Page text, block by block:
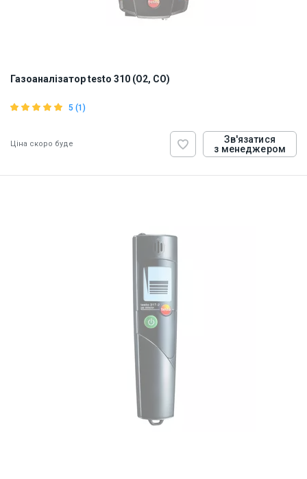
Газоаналізатор testo 310 (О2, СО)
5 (1)
Ціна скоро буде
Зв'язатися
з менеджером